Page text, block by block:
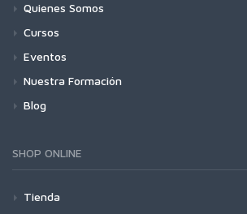
Quienes Somos
Cursos
Eventos
Nuestra Formación
Blog
SHOP ONLINE
Tienda